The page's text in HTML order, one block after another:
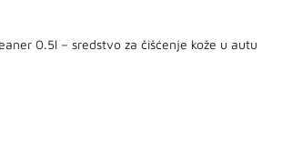
0.5l – sredstvo za čišćenje kože u autu